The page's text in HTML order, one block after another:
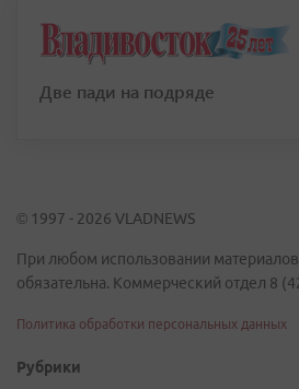
Две пади на подряде
© 1997 - 2026 VLADNEWS
При любом использовании
обязательна. Коммерческий отдел 8
Политика обработки персональных данных
Рубрики